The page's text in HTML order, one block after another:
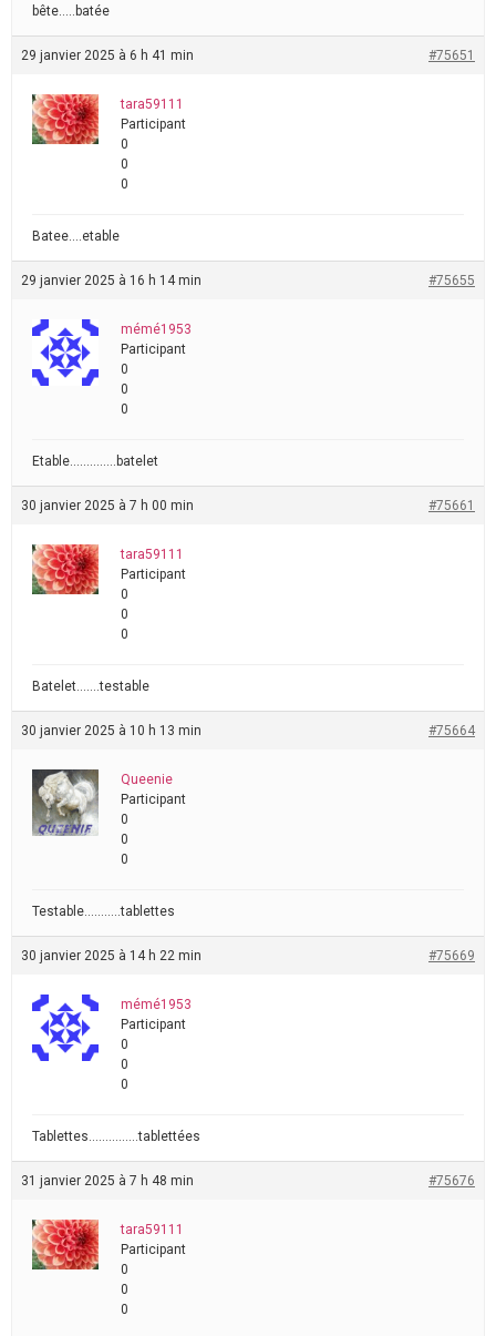
bête…..batée
29 janvier 2025 à 6 h 41 min #75651
tara59111
Participant
0
0
0
Batee….etable
29 janvier 2025 à 16 h 14 min #75655
mémé1953
Participant
0
0
0
Etable…………..batelet
30 janvier 2025 à 7 h 00 min #75661
tara59111
Participant
0
0
0
Batelet…….testable
30 janvier 2025 à 10 h 13 min #75664
Queenie
Participant
0
0
0
Testable………..tablettes
30 janvier 2025 à 14 h 22 min #75669
mémé1953
Participant
0
0
0
Tablettes……………tablettées
31 janvier 2025 à 7 h 48 min #75676
tara59111
Participant
0
0
0